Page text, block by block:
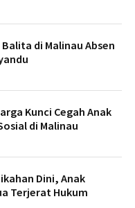
di Malinau Absen
Kunci Cegah Anak
di Malinau
Dini, Anak
Terjerat Hukum